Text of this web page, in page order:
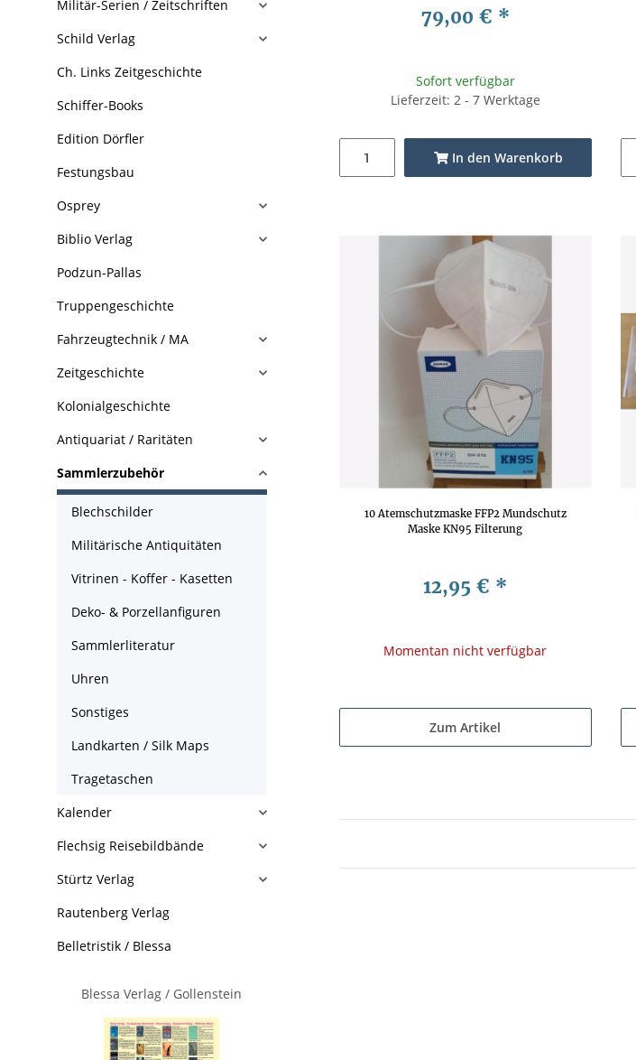
79,00 € *
Sofort verfügbar
Lieferzeit: 2 - 7 Werktage
In den Warenkorb
10 Atemschutzmaske FFP2 Mundschutz
Maske KN95 Filterung
12,95 € *
Momentan nicht verfügbar
Zum Artikel
Militär-Serien / Zeitschriften
Schild Verlag
Ch. Links Zeitgeschichte
Schiffer-Books
Edition Dörfler
Festungsbau
Osprey
Biblio Verlag
Podzun-Pallas
Truppengeschichte
Fahrzeugtechnik / MA
Zeitgeschichte
Kolonialgeschichte
Antiquariat / Raritäten
Sammlerzubehör
Blechschilder
Militärische Antiquitäten
Vitrinen - Koffer - Kasetten
Deko- & Porzellanfiguren
Sammlerliteratur
Uhren
Sonstiges
Landkarten / Silk Maps
Tragetaschen
Kalender
Flechsig Reisebildbände
Stürtz Verlag
Rautenberg Verlag
Belletristik / Blessa
Blessa Verlag / Gollenstein